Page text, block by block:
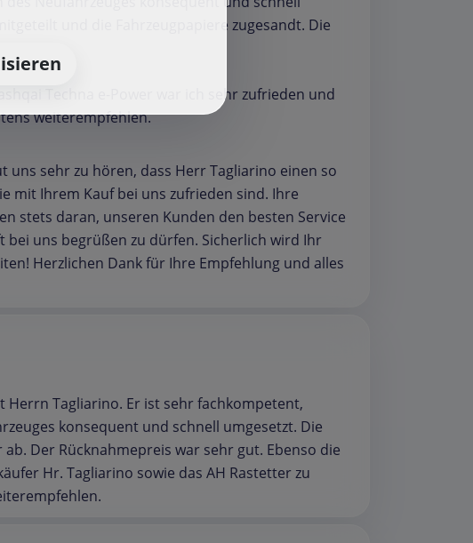
und die Fahrzeugpapiere zugesandt. Die
Techna e-Power war ich sehr zufrieden und
weiterempfehlen.
uns sehr zu hören, dass Herr Tagliarino einen so
mit Ihrem Kauf bei uns zufrieden sind. Ihre
stets daran, unseren Kunden den besten Service
bei uns begrüßen zu dürfen. Sicherlich wird Ihr
Herzlichen Dank für Ihre Empfehlung und alles
Tagliarino. Er ist sehr fachkompetent,
konsequent und schnell umgesetzt. Die
Der Rücknahmepreis war sehr gut. Ebenso die
Hr. Tagliarino sowie das AH Rastetter zu